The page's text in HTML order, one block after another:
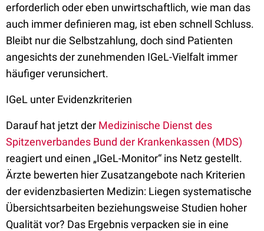
erforderlich oder eben unwirtschaftlich, wie man das
auch immer definieren mag, ist eben schnell Schluss.
Bleibt nur die Selbstzahlung, doch sind Patienten
angesichts der zunehmenden IGeL-Vielfalt immer
häufiger verunsichert.
IGeL unter Evidenzkriterien
Darauf hat jetzt der Medizinische Dienst des
Spitzenverbandes Bund der Krankenkassen (MDS)
reagiert und einen „IGeL-Monitor“ ins Netz gestellt.
Ärzte bewerten hier Zusatzangebote nach Kriterien
der evidenzbasierten Medizin: Liegen systematische
Übersichtsarbeiten beziehungsweise Studien hoher
Qualität vor? Das Ergebnis verpacken sie in eine